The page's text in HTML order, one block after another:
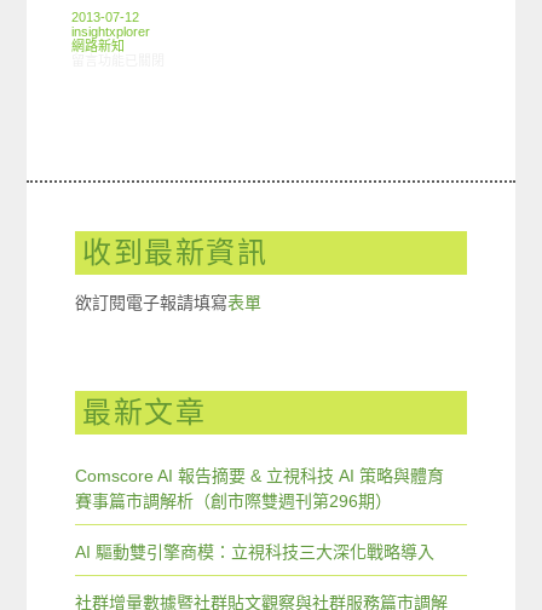
2013-07-12
insightxplorer
網路新知
收到最新資訊
欲訂閱電子報請填寫表單
最新文章
Comscore AI 報告摘要 & 立視科技 AI 策略與體育
賽事篇市調解析（創市際雙週刊第296期）
AI 驅動雙引擎商模：立視科技三大深化戰略導入
社群增量數據暨社群貼文觀察與社群服務篇市調解